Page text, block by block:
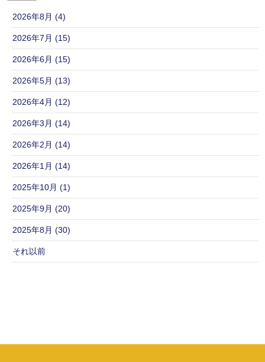
2026年8月 (4)
2026年7月 (15)
2026年6月 (15)
2026年5月 (13)
2026年4月 (12)
2026年3月 (14)
2026年2月 (14)
2026年1月 (14)
2025年10月 (1)
2025年9月 (20)
2025年8月 (30)
それ以前